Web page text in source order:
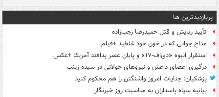
پربازدیدترین ها
تأیید ربایش و قتل حمیدرضا رجب‌زاده
مداح جوانی که در خون خود غلطید +فیلم
استقرار انبوه «دی‌اف‑۱۷» و پایان عصر پدافند آمریکا +عکس
درگیری اعضای داعش و نیروهای جولانی در سیده زینب
پزشکیان: جنایات امروز واشنگتن را هم محکوم کنید
بیانیه سپاه پاسداران به مناسبت روز خبرنگار